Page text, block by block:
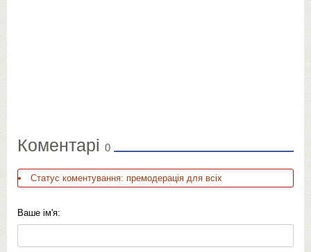
Коментарі 0
Статус коментування: премодерація для всіх
Ваше ім'я: